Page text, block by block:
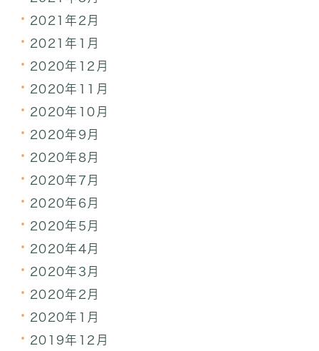
2021年2月
2021年1月
2020年12月
2020年11月
2020年10月
2020年9月
2020年8月
2020年7月
2020年6月
2020年5月
2020年4月
2020年3月
2020年2月
2020年1月
2019年12月